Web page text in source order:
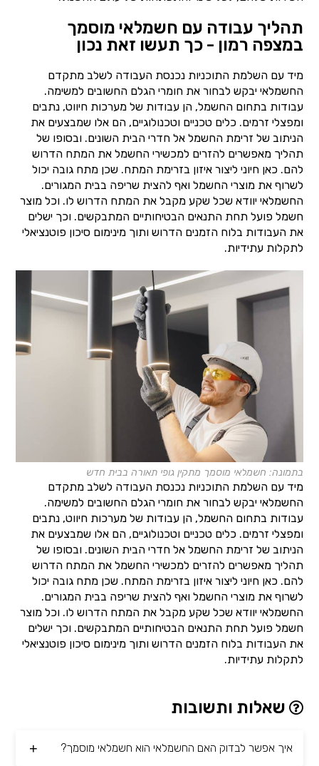
תהליך עבודה עם חשמלאי מוסמך
במצפה רמון - כך תעשו זאת נכון
מיד עם השלמת התוכניות נכנסת העבודה לשלב מתקדם
החשמלאי יבקש לבחור את חומרי הגלם החשובים למשימה.
עבודות בתחום החשמל, הן עבודות של מערכות חיווט, נתבים
ומפצלי זרמים. כלים טכניים וטכנולוגיים, הם אלו שמבצעים את
הניתוב של זרימת החשמל אל חדרי הבית השונים. ובסופו של
תהליך מאפשרים להזרים למכשירי החשמל את המתח הדרוש
להם. כאן חיוני ליצור איזון בזרימת המתח. שכן מתח גובה יכול
לשרוף את מוצרי החשמל ואף להצית שריפה בבית המגורים.
החשמלאי יוודא שכל שקע מקבל את המתח הדרוש לו. וכל מוצר
חשמל פועל תחת התנאים הבטיחותיים המתבקשים. וכך ישלים
את העבודות בלוח הזמנים הדרוש ותוך מינימום סיכון פוטנציאלי
לתקלות עתידיות.
בתמונה: חשמלאי מוסמך מתקין גופי תאורה בבית חדש
מיד עם השלמת התוכניות נכנסת העבודה לשלב מתקדם
החשמלאי יבקש לבחור את חומרי הגלם החשובים למשימה.
עבודות בתחום החשמל, הן עבודות של מערכות חיווט, נתבים
ומפצלי זרמים. כלים טכניים וטכנולוגיים, הם אלו שמבצעים את
הניתוב של זרימת החשמל אל חדרי הבית השונים. ובסופו של
תהליך מאפשרים להזרים למכשירי החשמל את המתח הדרוש
להם. כאן חיוני ליצור איזון בזרימת המתח. שכן מתח גובה יכול
לשרוף את מוצרי החשמל ואף להצית שריפה בבית המגורים.
החשמלאי יוודא שכל שקע מקבל את המתח הדרוש לו. וכל מוצר
חשמל פועל תחת התנאים הבטיחותיים המתבקשים. וכך ישלים
את העבודות בלוח הזמנים הדרוש ותוך מינימום סיכון פוטנציאלי
לתקלות עתידיות.
שאלות ותשובות
איך אפשר לבדוק האם החשמלאי הוא חשמלאי מוסמך?